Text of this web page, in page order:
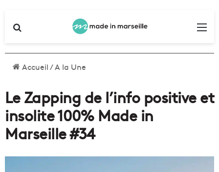
Accueil/A la Une
Le Zapping de l’info positive et
insolite 100% Made in
Marseille #34